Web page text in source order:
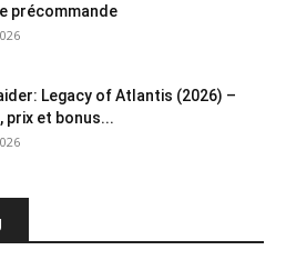
précommande
Legacy of Atlantis (2026) –
prix et bonus...